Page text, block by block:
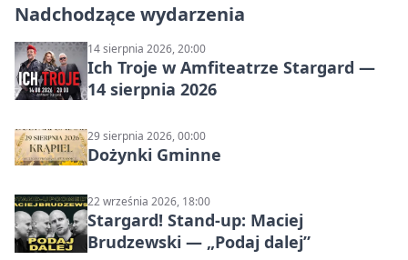
Nadchodzące wydarzenia
14 sierpnia 2026, 20:00
Ich Troje w Amfiteatrze Stargard —
14 sierpnia 2026
29 sierpnia 2026, 00:00
Dożynki Gminne
22 września 2026, 18:00
Stargard! Stand-up: Maciej
Brudzewski — „Podaj dalej”